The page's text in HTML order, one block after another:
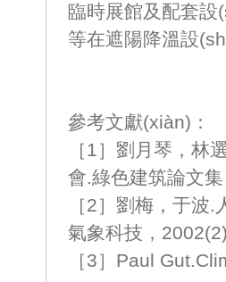
臨時展館及配套設
等在遮陽降溫設
參考文獻(xiàn)：
［1］劉月琴，林
會.綠色建筑論文集
［2］劉梅，
氣象科技，
［3］Paul